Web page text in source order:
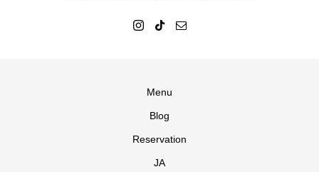
Menu
Blog
Reservation
JA